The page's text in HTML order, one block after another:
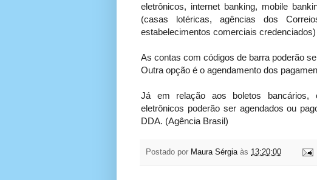
eletrônicos, internet banking, mobile
(casas lotéricas, agências dos
estabelecimentos comerciais
As contas com códigos de barra poderão
Outra opção é o agendamento dos
Já em relação aos boletos bancários,
eletrônicos poderão ser agendados ou
DDA. (Agência Brasil)
Postado por Maura Sérgia às 13:20:00